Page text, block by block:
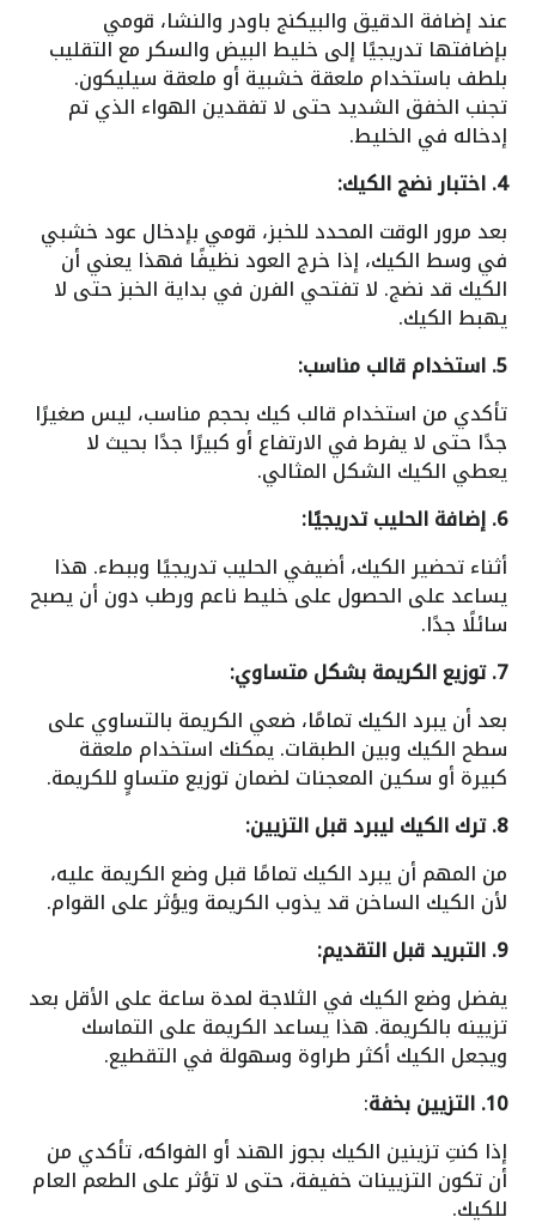
عند إضافة الدقيق والبيكنج باودر والنشا، قومي
بإضافتها تدريجيًا إلى خليط البيض والسكر مع التقليب
بلطف باستخدام ملعقة خشبية أو ملعقة سيليكون.
تجنب الخفق الشديد حتى لا تفقدين الهواء الذي تم
إدخاله في الخليط.
4. اختبار نضج الكيك:
بعد مرور الوقت المحدد للخبز، قومي بإدخال عود خشبي
في وسط الكيك، إذا خرج العود نظيفًا فهذا يعني أن
الكيك قد نضج. لا تفتحي الفرن في بداية الخبز حتى لا
يهبط الكيك.
5. استخدام قالب مناسب:
تأكدي من استخدام قالب كيك بحجم مناسب، ليس صغيرًا
جدًا حتى لا يفرط في الارتفاع أو كبيرًا جدًا بحيث لا
يعطي الكيك الشكل المثالي.
6. إضافة الحليب تدريجيًا:
أثناء تحضير الكيك، أضيفي الحليب تدريجيًا وببطء. هذا
يساعد على الحصول على خليط ناعم ورطب دون أن يصبح
سائلًا جدًا.
7. توزيع الكريمة بشكل متساوي:
بعد أن يبرد الكيك تمامًا، ضعي الكريمة بالتساوي على
سطح الكيك وبين الطبقات. يمكنك استخدام ملعقة
كبيرة أو سكين المعجنات لضمان توزيع متساوٍ للكريمة.
8. ترك الكيك ليبرد قبل التزيين:
من المهم أن يبرد الكيك تمامًا قبل وضع الكريمة عليه،
لأن الكيك الساخن قد يذوب الكريمة ويؤثر على القوام.
9. التبريد قبل التقديم:
يفضل وضع الكيك في الثلاجة لمدة ساعة على الأقل بعد
تزيينه بالكريمة. هذا يساعد الكريمة على التماسك
ويجعل الكيك أكثر طراوة وسهولة في التقطيع.
10. التزيين بخفة
:
إذا كنتِ تزينين الكيك بجوز الهند أو الفواكه، تأكدي من
أن تكون التزيينات خفيفة، حتى لا تؤثر على الطعم العام
للكيك.